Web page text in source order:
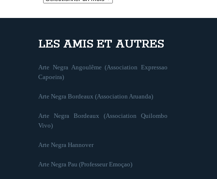
LES AMIS ET AUTRES
Arte Negra Angoulême (Association Expressao
Capoeira)
Arte Negra Bordeaux (Association Aruanda)
Arte Negra Bordeaux (Association Quilombo
Vivo)
Arte Negra Hannover
Arte Negra Pau (Professeur Emoçao)